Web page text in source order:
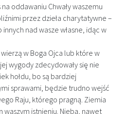
oddawaniu Chwały waszemu
przez dzieła charytatywne –
nad wasze własne, idąc w
w Boga Ojca lub które w
wygody zdecydowały się nie
hołdu, bo są bardziej
sprawami, będzie trudno wejść
Raju, którego pragną. Ziemia
waszym istnieniu. Nieba, nawet